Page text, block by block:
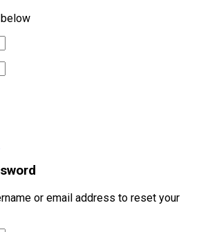
or email address to reset your